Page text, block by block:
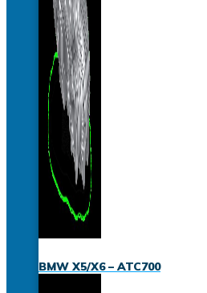
BMW X5/X6 – ATC700